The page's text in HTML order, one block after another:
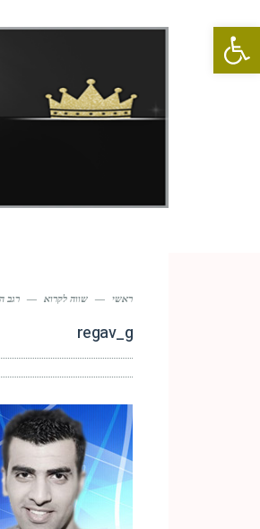
פתח סרגל נגישות
ראשי — שווה לקרוא — רגב
regav_g